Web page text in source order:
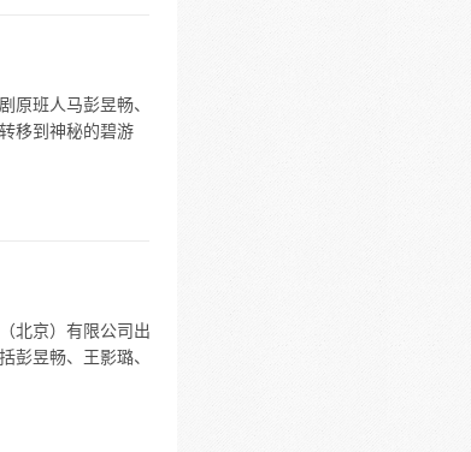
原班人马彭昱畅、
移到神秘的碧游
北京）有限公司出
彭昱畅、王影璐、